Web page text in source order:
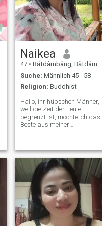
Naikea
47 • Bătdâmbâng, Bătdâmbâng, Kambodscha
Suche: Männlich 45 - 58
Religion: Buddhist
Hallo, ihr hübschen Männer,
weil die Zeit der Leute
begrenzt ist, möchte ich das
Beste aus meiner
vorstellen Dass wir wertvolle
Zeit miteinander verbringen
können, ich heiße Naikea, ich
bin Single, Buchhalter, ich
habe meine Lieblingshobbys
sind Kochen, Lesen, Sport,
Musik hören, Fernsehen,
Einkaufen, das Haus
aufräumen und ich liebe es,
an verschiedene Orte zu